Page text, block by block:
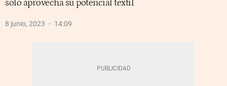
solo aprovecha su potencial textil
8 junio, 2023 14:09